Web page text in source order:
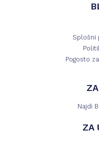
Splošni
Pogosto
Najdi
ZA